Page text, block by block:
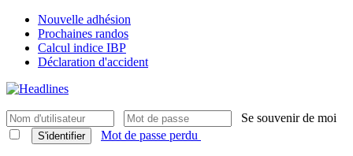
Nouvelle adhésion
Prochaines randos
Calcul indice IBP
Déclaration d'accident
Se souvenir de moi
S'identifier Mot de passe perdu